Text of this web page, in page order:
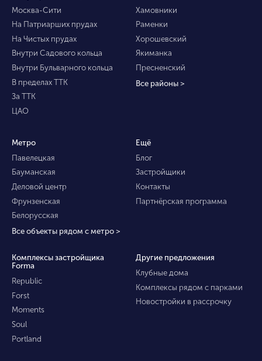
Москва-Сити
На Патриарших прудах
На Чистых прудах
Внутри Садового кольца
Внутри Бульварного кольца
В пределах ТТК
За ТТК
ЦАО
Хамовники
Раменки
Хорошевский
Якиманка
Пресненский
Все районы >
Метро
Павелецкая
Бауманская
Деловой центр
Фрунзенская
Белорусская
Все объекты рядом с метро >
Ещё
Блог
Застройщики
Контакты
Партнёрская программа
Комплексы застройщика
Forma
Republic
Forst
Moments
Soul
Portland
Другие предложения
Клубные дома
Комплексы рядом с парками
Новостройки в рассрочку